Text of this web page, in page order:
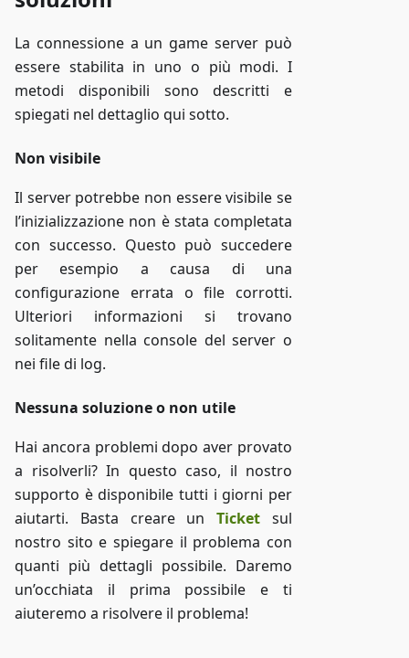
La connessione a un game server può
essere stabilita in uno o più modi. I
metodi disponibili sono descritti e
spiegati nel dettaglio qui sotto.
Non visibile
Il server potrebbe non essere visibile se
l’inizializzazione non è stata completata
con successo. Questo può succedere
per esempio a causa di una
configurazione errata o file corrotti.
Ulteriori informazioni si trovano
solitamente nella console del server o
nei file di log.
Nessuna soluzione o non utile
Hai ancora problemi dopo aver provato
a risolverli? In questo caso, il nostro
supporto è disponibile tutti i giorni per
aiutarti. Basta creare unTicket sul
nostro sito e spiegare il problema con
quanti più dettagli possibile. Daremo
un’occhiata il prima possibile e ti
aiuteremo a risolvere il problema!